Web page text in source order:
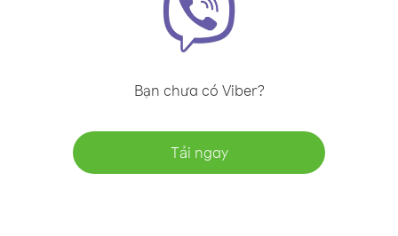
Bạn chưa có Viber?
Tải ngay